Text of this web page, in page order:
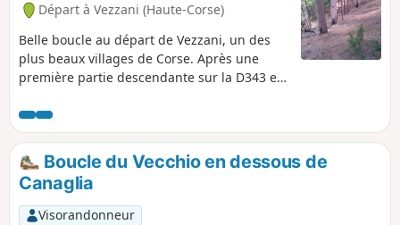
Départ à Vezzani (Haute-Corse)
Belle boucle au départ de Vezzani, un des
plus beaux villages de Corse. Après une
première partie descendante sur la D343 en
"corse" réellement après le stade pour
devenir très exigeante et difficile. Parcours
ombragé sans balisage jusqu'au Col de Foce
puis pistes forestières très praticables. Cette
deuxième partie reste très facile et agréable
en forêt. Les points de vue sont à tomber !
Boucle du Vecchio en dessous de
Canaglia
Visorandonneur